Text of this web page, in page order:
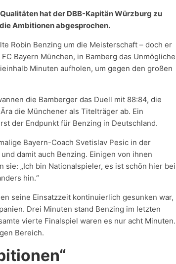
hat der DBB-Kapitän Würzburg zu
Ambitionen abgesprochen.
Robin Benzing um die Meisterschaft – doch er
Bayern München, in Bamberg das Unmögliche
Minuten aufholen, um gegen den großen
die Bamberger das Duell mit 88:84, die
die Münchener als Titelträger ab. Ein
der Endpunkt für Benzing in Deutschland.
Bayern-Coach Svetislav Pesic in der
damit auch Benzing. Einigen von ihnen
sie: „Ich bin Nationalspieler, es ist schön hier bei
hin.“
seine Einsatzzeit kontinuierlich gesunken war,
Drei Minuten stand Benzing im letzten
vierte Finalspiel waren es nur acht Minuten.
Bereich.